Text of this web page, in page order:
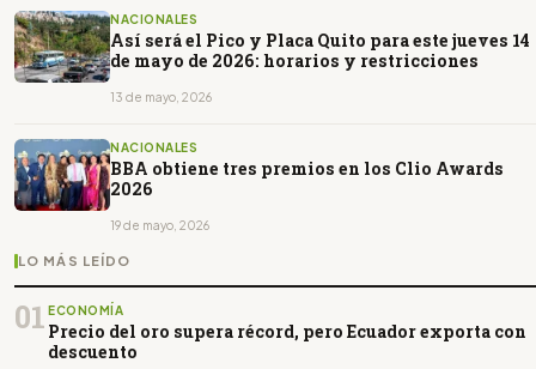
NACIONALES
Así será el Pico y Placa Quito para este jueves 14
de mayo de 2026: horarios y restricciones
13 de mayo, 2026
NACIONALES
BBA obtiene tres premios en los Clio Awards
2026
19 de mayo, 2026
LO MÁS LEÍDO
01 ECONOMÍA
Precio del oro supera récord, pero Ecuador exporta con
descuento